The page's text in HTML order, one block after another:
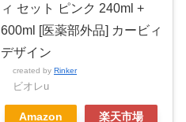
ィ セット ピンク 240ml +
600ml [医薬部外品] カービィ
デザイン
created by Rinker
ビオレu
Amazon 楽天市場